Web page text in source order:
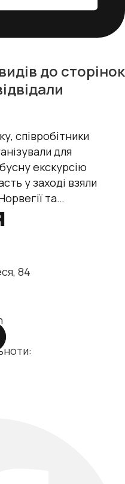
до сторінок
співробітники
для
екскурсію
у заході взяли
та
84